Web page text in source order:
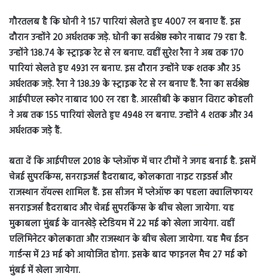
गौरतलब है कि धोनी ने 157 पारियां खेलते हुए 4007 रन बनाए हैं. इस
दौरान उन्होंने 20 अर्धशतक जड़े. धोनी का सर्वश्रेष्ठ स्कोर नाबाद 79 रहा है.
उन्होंने 138.74 के स्ट्राइक रेट से रन बनाए. वहीं सुरेश रैना ने अब तक 170
पारियां खेलते हुए 4931 रन बनाए. इस दौरान उन्होंने एक शतक और 35
अर्धशतक जड़े. रैना ने 138.39 के स्ट्राइक रेट से रन बनाए हैं. रैना का सर्वश्रेष्ठ
आईपीएल स्कोर नाबाद 100 रन रहा है. आरसीबी के कप्तान विराट कोहली
ने अब तक 155 पारियां खेलते हुए 4948 रन बनाए. उन्होंने 4 शतक और 34
अर्धशतक जड़े हैं.
बता दें कि आईपीएल 2018 के प्लेऑफ में चार टीमों ने जगह बनाई है. इसमें
चेन्नई सुपरकिंग्स, सनराइजर्स हैदराबाद, कोलकाता नाइट राइडर्स और
राजस्थान रॉयल्स शामिल हैं. इस सीजन में प्लेऑफ का पहला क्वालिफायर
सनराइजर्स हैदराबाद और चेन्नई सुपरकिंग्स के बीच खेला जायेगा. यह
मुकाबला मुंबई के वानखेड़े स्टेडियम में 22 मई को खेला जायेगा. वहीं
एलिमिनेटर कोलकाता और राजस्थान के बीच खेला जायेगा. यह मैच ईडन
गार्डन्स में 23 मई को आयोजित होगा. इसके बाद फाइनल मैच 27 मई को
मुंबई में खेला जायेगा.